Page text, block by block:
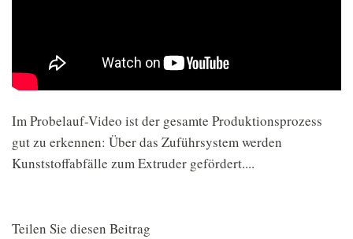
Im Probelauf-Video ist der gesamte Produktionsprozess
gut zu erkennen: Über das Zuführsystem werden
Kunststoffabfälle zum Extruder gefördert....
Teilen Sie diesen Beitrag